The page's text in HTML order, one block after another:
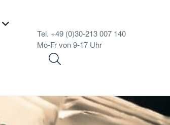
Tel. +49 (0)30-213 007 140
Mo-Fr von 9-17 Uhr